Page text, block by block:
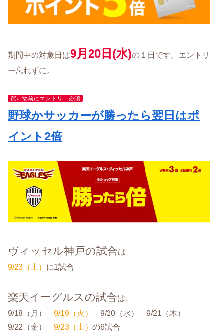
期間中の対象日は9月20日(水)の１日です。エントリ
ー忘れずに。
買い物前にエントリー必須
野球かサッカーが勝ったら翌日はポ
イント2倍
ヴィッセル神戸の試合は、
9/23（土） に1試合
楽天イーグルスの試合は、
9/18（月） 9/19（火）
9/20（水） 9/21（木）
9/22（金） 9/23（土） の6試合